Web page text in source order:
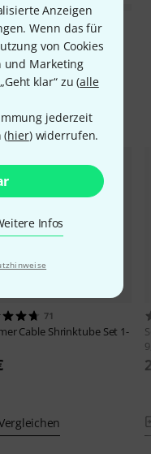
Anzeigen
Wenn das für
von Cookies
und Marketing
klar“ zu (alle
jederzeit
(hier) widerrufen.
Infos
lesen
71
Cable Shrinktube Set 1-